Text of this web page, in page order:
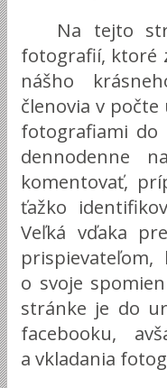
Na tejto
fotografií, ktoré
nášho
členovia v
fotografiami
dennodenne
komentovať,
ťažko
Veľká vďaka
o svoje
stránke je do
facebooku,
a vkladania